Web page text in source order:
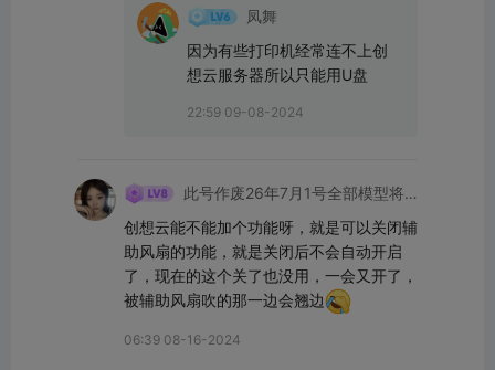
凤舞
因为有些打印机经常连不上创
想云服务器所以只能用U盘
22:59 09-08-2024
此号作废26年7月1号全部模型将
创想云能不能加个功能呀，就是可以关闭辅
助风扇的功能，就是关闭后不会自动开启
了，现在的这个关了也没用，一会又开了，
被辅助风扇吹的那一边会翘边
06:39 08-16-2024